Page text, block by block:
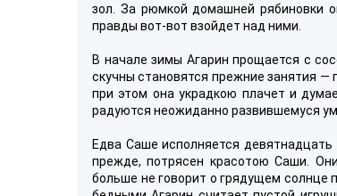
зол. За рюмкой домашней рябиновки
правды вот-вот взойдет над ними.
В начале зимы Агарин прощается с
скучны становятся прежние занятия —
при этом она украдкою плачет и
радуются неожиданно развившемуся
Едва Саше исполняется
прежде, потрясен красотою Саши.
больше не говорит о грядущем солнце